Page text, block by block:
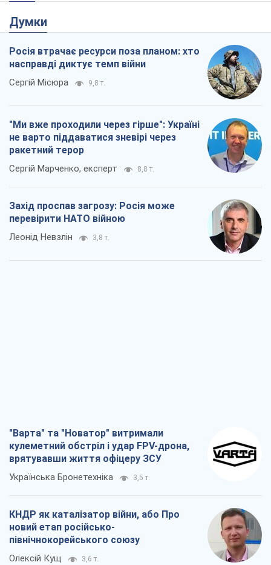
Думки
Росія втрачає ресурси поза планом: хто
насправді диктує темп війни
Сергій Місюра 9,8 т.
"Ми вже проходили через гірше": Україні
не варто піддаватися зневірі через
ракетний терор
Сергій Марченко, експерт 8,8 т.
Захід проспав загрозу: Росія може
перевірити НАТО війною
Леонід Невзлін 3,8 т.
"Варта" та "Новатор" витримали
кулеметний обстріл і удар FPV-дрона,
врятувавши життя офіцеру ЗСУ
Українська Бронетехніка 3,5 т.
КНДР як каталізатор війни, або Про
новий етап російсько-
північнокорейського союзу
Олексій Кущ 3,6 т.